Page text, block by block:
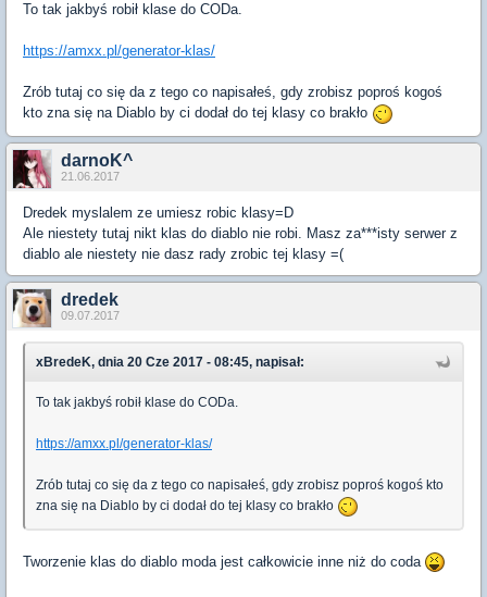
To tak jakbyś robił klase do CODa.
https://amxx.pl/generator-klas/
Zrób tutaj co się da z tego co napisałeś, gdy zrobisz poproś kogoś
kto zna się na Diablo by ci dodał do tej klasy co brakło
darnoK^
21.06.2017
Dredek myslalem ze umiesz robic klasy=D
Ale niestety tutaj nikt klas do diablo nie robi. Masz za***isty serwer z
diablo ale niestety nie dasz rady zrobic tej klasy =(
dredek
09.07.2017
xBredeK, dnia 20 Cze 2017 - 08:45, napisał:
To tak jakbyś robił klase do CODa.
https://amxx.pl/generator-klas/
Zrób tutaj co się da z tego co napisałeś, gdy zrobisz poproś kogoś kto
zna się na Diablo by ci dodał do tej klasy co brakło
Tworzenie klas do diablo moda jest całkowicie inne niż do coda